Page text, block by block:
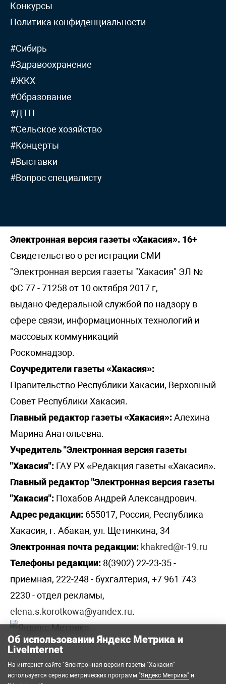
Конкурсы
Политика конфиденциальности
#Сибирь
#Здравоохранение
#ЖКХ
#Образование
#ДТП
#Сельское хозяйство
#Концерты
#Выставки
#Вопрос специалисту
Электронная версия газеты «Хакасия». 16+
Свидетельство о регистрации СМИ
"Электронная версия газеты "Хакасия" ЭЛ №
ФС 77 - 71258 от 10 октября 2017 г,
выдано Федеральной службой по надзору в
сфере связи, информационных технологий и
массовых коммуникаций
Роскомнадзор.
Соучредители газеты «Хакасия»:
Правительство Республики Хакасии, Верховный
Совет Республики Хакасия.
Главный редактор газеты «Хакасия»:Алехина
Марина Анатольевна.
Учредитель "Электронная версия газеты
"Хакасия": ГАУ РХ «Редакция газеты «Хакасия».
Главный редактор "Электронная версия газеты
"Хакасия": Похабов Андрей Александрович.
Адрес редакции: 655017, Россия, Республика
Хакасия, г. Абакан, ул. Щетинкина, 34
Электронная почта редакции: khakred@r-19.ru
Телефоны редакции: 8(3902) 22-23-35 -
приемная, 222-248 - бухгалтерия, +7 961 743
2230 - отдел рекламы,
elena.s.korotkowa@yandex.ru.
Об использовании Яндекс Метрика и
LiveInternet
На интернет-сайте "Электронная версия газеты "Хакасия"
используется сервис метрических программ "Яндекс Метрика" и